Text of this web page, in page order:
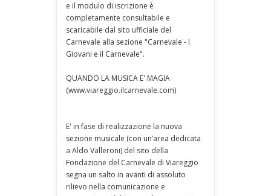
e il modulo di iscrizione è
completamente consultabile e
scaricabile dal sito ufficiale del
Carnevale alla sezione "Carnevale - I
Giovani e il Carnevale".
QUANDO LA MUSICA E' MAGIA
(www.viareggio.ilcarnevale.com)
E' in fase di realizzazione la nuova
sezione musicale (con un’area dedicata
a Aldo Valleroni) del sito della
Fondazione del Carnevale di Viareggio
segna un salto in avanti di assoluto
rilievo nella comunicazione e